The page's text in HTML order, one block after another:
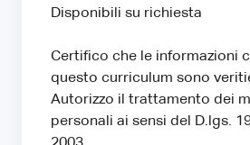
Disponibili su richiesta
Certifico che le informazioni
questo curriculum sono
Autorizzo il trattamento dei
personali ai sensi del D.lgs.